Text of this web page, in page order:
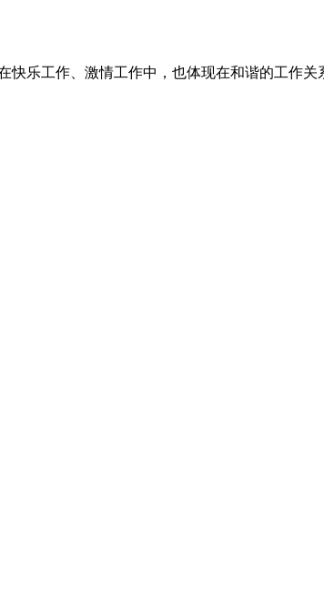
乐工作、激情工作中，也体现在和谐的工作关